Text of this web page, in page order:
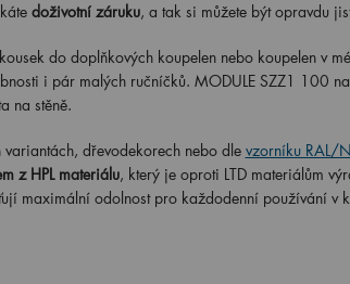
doživotní záruku, a tak si můžete být opravdu
do doplňkových koupelen nebo koupelen v
i pár malých ručníčků. MODULE SZZ1 100
na stěně.
dřevodekorech nebo dle vzorníku RAL/
z HPL materiálu, který je oproti LTD materiálům
maximální odolnost pro každodenní používání v